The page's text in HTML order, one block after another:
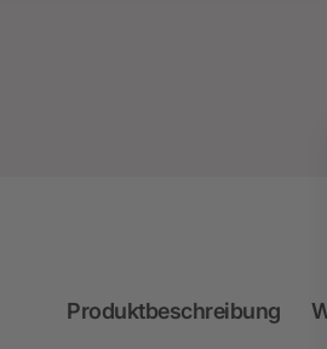
Produktbeschreibung